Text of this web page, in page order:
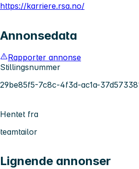
https://karriere.rsa.no/
Annonsedata
Rapporter annonse
Stillingsnummer
29be85f5-7c8c-4f3d-ac1a-
Hentet fra
teamtailor
Lignende annonser